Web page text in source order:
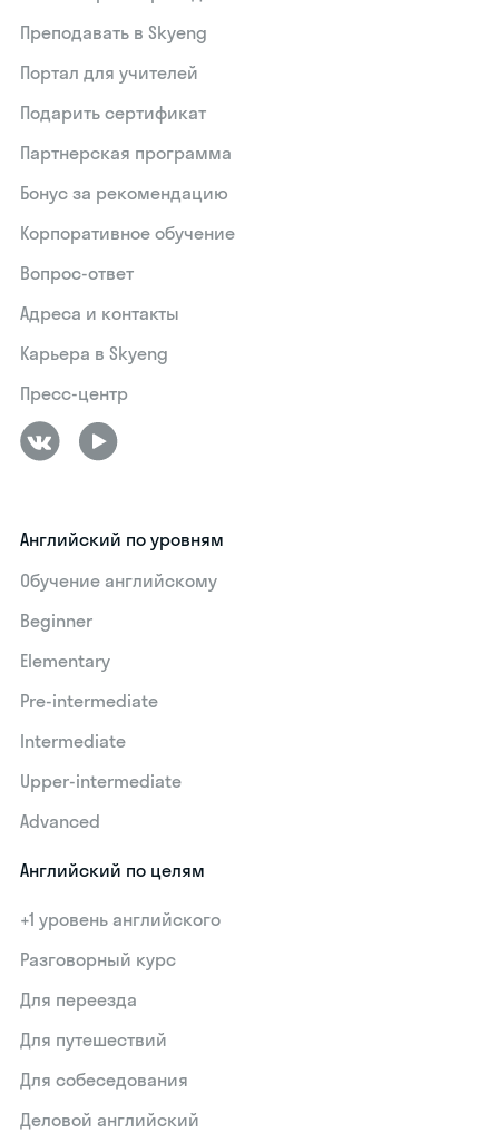
Преподавать в Skyeng
Портал для учителей
Подарить сертификат
Партнерская программа
Бонус за рекомендацию
Корпоративное обучение
Вопрос-ответ
Адреса и контакты
Карьера в Skyeng
Пресс-центр
Английский по уровням
Обучение английскому
Beginner
Elementary
Pre-intermediate
Intermediate
Upper-intermediate
Advanced
Английский по целям
+1 уровень английского
Разговорный курс
Для переезда
Для путешествий
Для собеседования
Деловой английский